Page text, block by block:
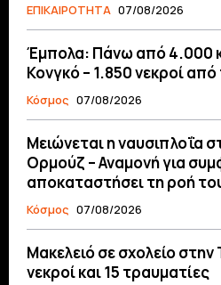
ΕΠΙΚΑΙΡΟΤΗΤΑ 07/08/2026
Έμπολα: Πάνω από 4.000
Κονγκό – 1.850 νεκροί από
Κόσμος 07/08/2026
Μειώνεται η ναυσιπλοΐα
Ορμούζ – Αναμονή για
αποκαταστήσει τη ροή
Κόσμος 07/08/2026
Μακελειό σε σχολείο
νεκροί και 15 τραυματίες